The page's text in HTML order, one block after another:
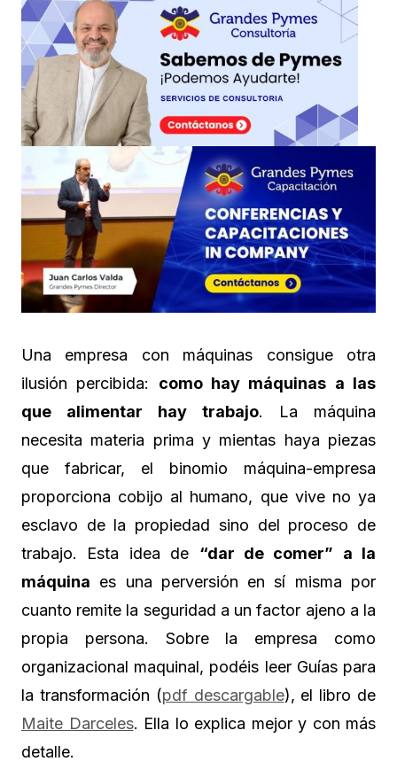
Una empresa con máquinas consigue otra
ilusión percibida: como hay máquinas a las
que alimentar hay trabajo. La máquina
necesita materia prima y mientas haya piezas
que fabricar, el binomio máquina-empresa
proporciona cobijo al humano, que vive no ya
esclavo de la propiedad sino del proceso de
trabajo. Esta idea de “dar de comer” a la
máquina es una perversión en sí misma por
cuanto remite la seguridad a un factor ajeno a la
propia persona. Sobre la empresa como
organizacional maquinal, podéis leer Guías para
la transformación (pdf descargable), el libro de
Maite Darceles. Ella lo explica mejor y con más
detalle.